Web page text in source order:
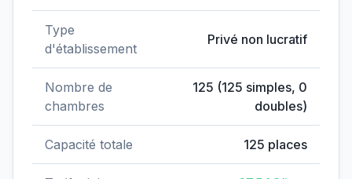
Type
d'établissement
Privé non lucratif
Nombre de
chambres
125 (125 simples, 0
doubles)
Capacité totale 125 places